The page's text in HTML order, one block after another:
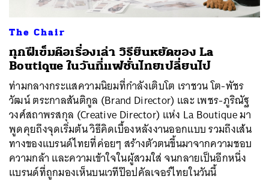
The Chair
ทุกฝีเข็มคือเรื่องเล่า วิธียืนหยัดของ La
Boutique ในวันที่แฟชั่นไทยเปลี่ยนไป
ท่ามกลางกระแสความนิยมที่กำลังเติบโต เราชวน โต-พัชร
วัฒน์ ตระกาลสันติกูล (Brand Director) และ เพชร-ภูริณัฐ
วงศ์สถาพรสกุล (Creative Director) แห่ง La Boutique มา
พูดคุยถึงจุดเริ่มต้น วิธีคิดเบื้องหลังงานออกแบบ รวมถึงเส้น
ทางของแบรนด์ไทยที่ค่อยๆ สร้างตัวตนขึ้นมาจากความชอบ
ความกล้า และความเข้าใจในผู้สวมใส่ จนกลายเป็นอีกหนึ่ง
แบรนด์ที่ถูกมองเห็นบนเวทีป๊อปคัลเจอร์ไทยในวันนี้